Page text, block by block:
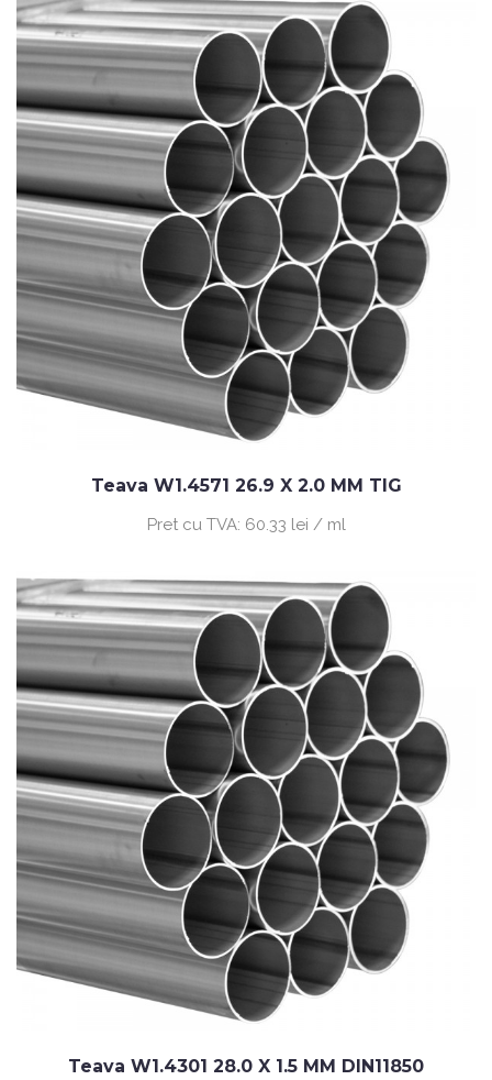
Teava W1.4571 26.9 X 2.0 MM TIG
Pret cu TVA: 60.33 lei / ml
Teava W1.4301 28.0 X 1.5 MM DIN11850